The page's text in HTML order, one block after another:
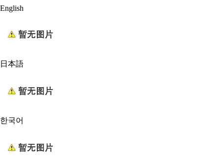
English
日本語
한국어